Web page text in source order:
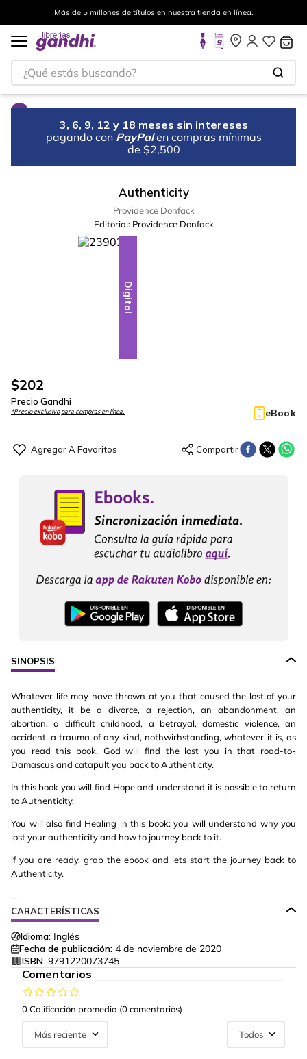
Más de 5 millones de títulos en nuestra tienda en línea.
¿Qué estás buscando?
3, 6, 9, 12 y 18 meses sin intereses
pagando con PayPal en compras mínimas
de $2,500
Authenticity
Providence Donfack
Editorial: Providence Donfack
Digital
$202
Precio Gandhi
*Precio exclusivo para compras en línea. eBook
SINOPSIS
Whatever life may have thrown at you that caused the lost of your
authenticity, it be a divorce, a rejection, an abandonment, an
abortion, a difficult childhood, a betrayal, domestic violence, an
accident, a trauma of any kind, nothwirhstanding, whatever it is, as
you read this book, God will find the lost you in that road-to-
Damascus and catapult you back to Authenticity.
In this book you will find Hope and understand it is possible to return
to Authenticity.
You will also find Healing in this book: you will understand why you
lost your authenticity and how to journey back to it.
if you are ready, grab the ebook and lets start the journey back to
Authenticity.
...
CARACTERÍSTICAS
Idioma: Inglés
Fecha de publicación: 4 de noviembre de 2020
ISBN: 9791220073745
Comentarios
0 Calificación promedio (0 comentarios)
Más reciente Todos